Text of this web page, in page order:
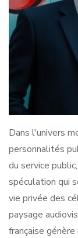
Dans l'univers
personnalités
du service
spéculation qui
vie privée des
paysage
française